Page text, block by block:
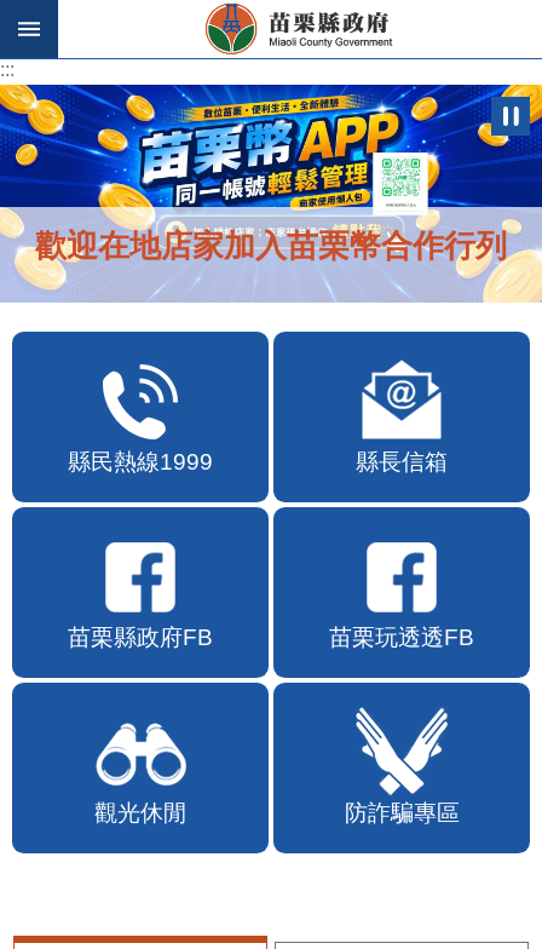
跳到主要內容區塊
:::
:::
歡迎在地店家加入苗栗幣合作行列
縣民熱線1999 縣長信箱
苗栗縣政府FB 苗栗玩透透FB
觀光休閒 防詐騙專區